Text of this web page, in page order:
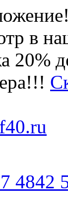
в
20%
4842